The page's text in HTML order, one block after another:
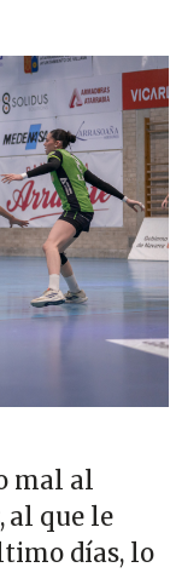
mal al
, al que le
días, lo